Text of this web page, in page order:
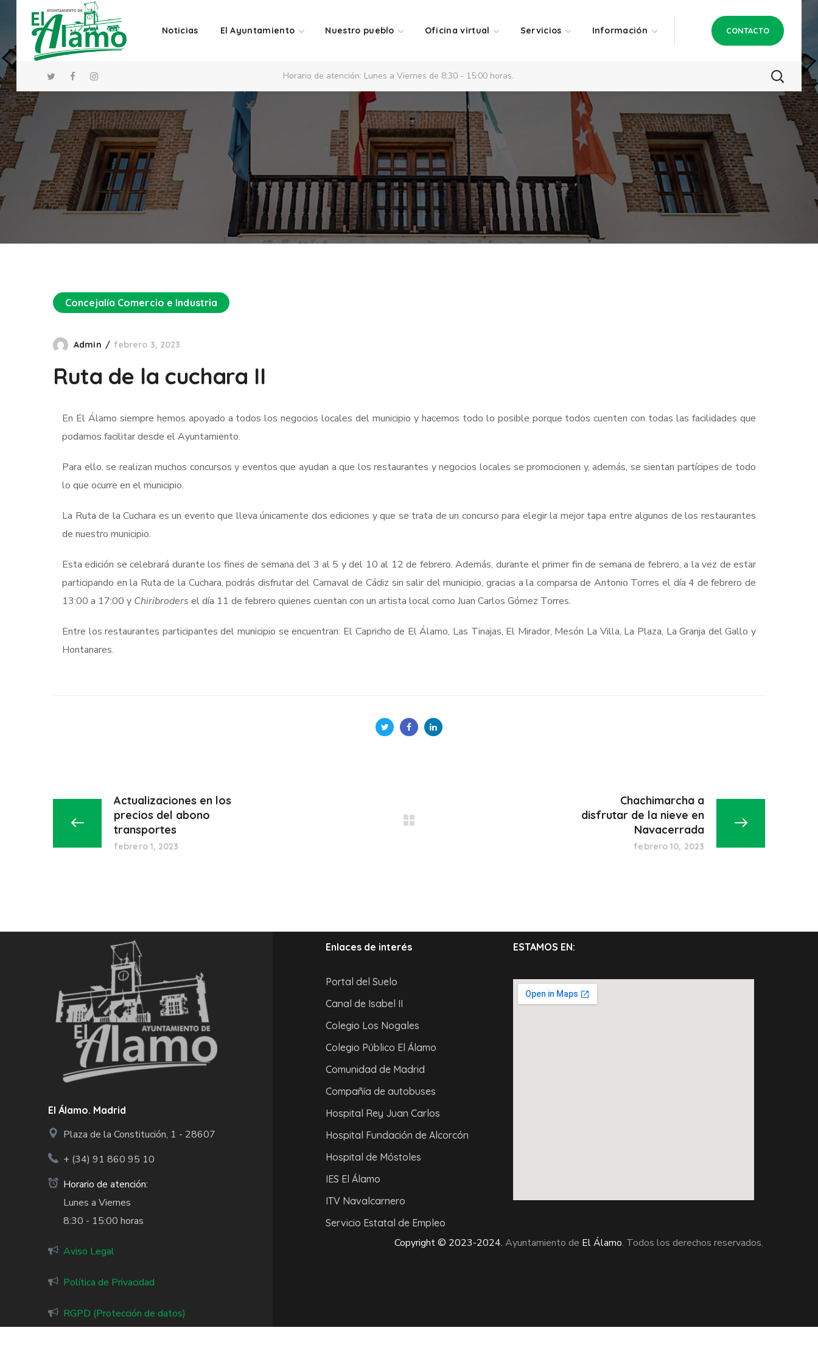
Noticias El Ayuntamiento Nuestro pueblo Oficina virtual Servicios Información CONTACTO
Horario de atención: Lunes a Viernes de 8:30 - 15:00 horas.
Concejalía Comercio e Industria
Admin febrero 3, 2023
Ruta de la cuchara II
En El Álamo siempre hemos apoyado a todos los negocios locales del municipio y hacemos todo lo posible porque todos cuenten con todas las facilidades que
podamos facilitar desde el Ayuntamiento.
Para ello, se realizan muchos concursos y eventos que ayudan a que los restaurantes y negocios locales se promocionen y, además, se sientan partícipes de todo
lo que ocurre en el municipio.
La Ruta de la Cuchara es un evento que lleva únicamente dos ediciones y que se trata de un concurso para elegir la mejor tapa entre algunos de los restaurantes
de nuestro municipio.
Esta edición se celebrará durante los fines de semana del 3 al 5 y del 10 al 12 de febrero. Además, durante el primer fin de semana de febrero, a la vez de estar
participando en la Ruta de la Cuchara, podrás disfrutar del Carnaval de Cádiz sin salir del municipio, gracias a la comparsa de Antonio Torres el día 4 de febrero de
13:00 a 17:00 y Chiribroders el día 11 de febrero quienes cuentan con un artista local como Juan Carlos Gómez Torres.
Entre los restaurantes participantes del municipio se encuentran: El Capricho de El Álamo, Las Tinajas, El Mirador, Mesón La Villa, La Plaza, La Granja del Gallo y
Hontanares.
Actualizaciones en los
precios del abono
transportes
febrero 1, 2023
Chachimarcha a
disfrutar de la nieve en
Navacerrada
febrero 10, 2023
El Álamo. Madrid
Plaza de la Constitución, 1 - 28607
+ (34)91 860 95 10
Horario de atención:
Lunes a Viernes
8:30 - 15:00 horas
Aviso Legal
Política de Privacidad
RGPD (Protección de datos)
Enlaces de interés
Portal del Suelo
Canal de Isabel II
Colegio Los Nogales
Colegio Público El Álamo
Comunidad de Madrid
Compañía de autobuses
Hospital Rey Juan Carlos
Hospital Fundación de Alcorcón
Hospital de Móstoles
IES El Álamo
ITV Navalcarnero
Servicio Estatal de Empleo
ESTAMOS EN:
Copyright © 2023-2024. Ayuntamiento de El Álamo. Todos los derechos reservados.